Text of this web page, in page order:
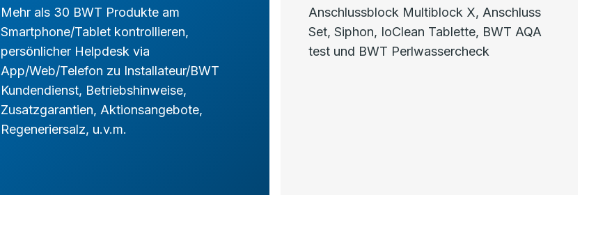
Mehr als 30 BWT Produkte am
Smartphone/Tablet kontrollieren,
persönlicher Helpdesk via
App/Web/Telefon zu Installateur/BWT
Kundendienst, Betriebshinweise,
Zusatzgarantien, Aktionsangebote,
Regeneriersalz, u.v.m.
Anschlussblock Multiblock X, Anschluss
Set, Siphon, IoClean Tablette, BWT AQA
test und BWT Perlwassercheck